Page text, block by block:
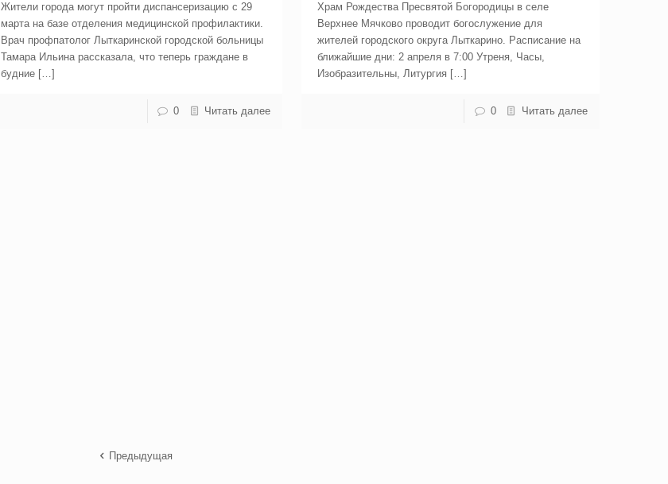
Жители города могут пройти диспансеризацию с 29
марта на базе отделения медицинской профилактики.
Врач профпатолог Лыткаринской городской больницы
Тамара Ильина рассказала, что теперь граждане в
будние […]
0 Читать далее
Храм Рождества Пресвятой Богородицы в селе
Верхнее Мячково проводит богослужение для
жителей городского округа Лыткарино. Расписание на
ближайшие дни: 2 апреля в 7:00 Утреня, Часы,
Изобразительны, Литургия […]
0 Читать далее
Предыдущая